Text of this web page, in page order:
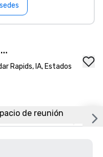
Rapids, IA, Estados
de reunión